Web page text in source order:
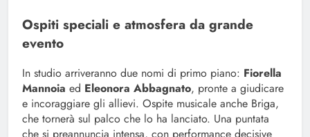
Ospiti speciali e atmosfera da grande
evento
In studio arriveranno due nomi di primo piano: Fiorella
Mannoia ed Eleonora Abbagnato, pronte a giudicare
e incoraggiare gli allievi. Ospite musicale anche Briga,
che tornerà sul palco che lo ha lanciato. Una puntata